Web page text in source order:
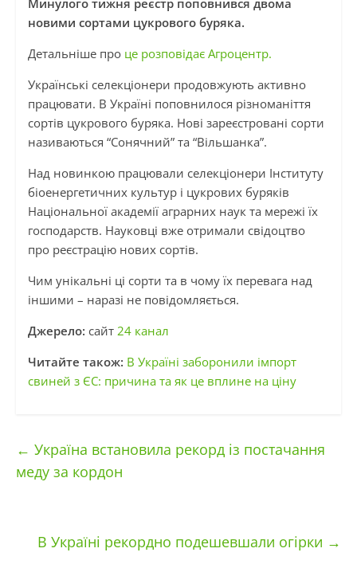
Минулого тижня реєстр поповнився двома
новими сортами цукрового буряка.
Детальніше про це розповідає Агроцентр.
Українські селекціонери продовжують активно
працювати. В Україні поповнилося різноманіття
сортів цукрового буряка. Нові зареєстровані сорти
називаються “Сонячний” та “Вільшанка”.
Над новинкою працювали селекціонери Інституту
біоенергетичних культур і цукрових буряків
Національної академії аграрних наук та мережі їх
господарств. Науковці вже отримали свідоцтво
про реєстрацію нових сортів.
Чим унікальні ці сорти та в чому їх перевага над
іншими – наразі не повідомляється.
Джерело: сайт 24 канал
Читайте також: В Україні заборонили імпорт
свиней з ЄС: причина та як це вплине на ціну
← Україна встановила рекорд із постачання
меду за кордон
В Україні рекордно подешевшали огірки →